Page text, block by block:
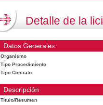
Detalle de la
Datos Generales
Organismo
Tipo Procedimiento
Tipo Contrato
Descripción
Título/Resumen